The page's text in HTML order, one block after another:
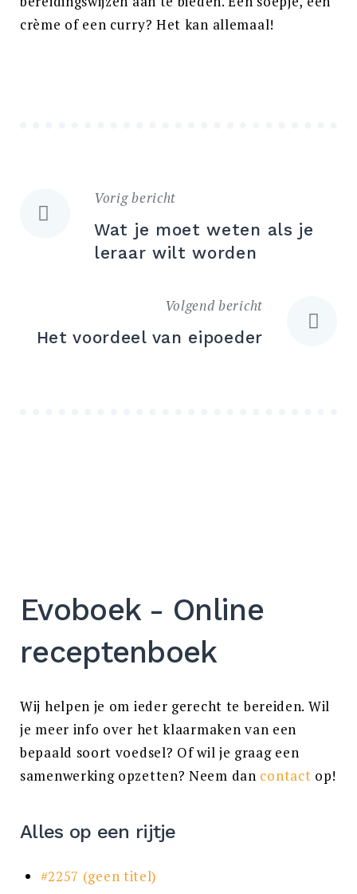
crème of een curry? Het kan allemaal!
Bericht
navigatie
Vorig bericht
Wat je moet weten als je
leraar wilt worden
Volgend bericht
Het voordeel van eipoeder
Evoboek - Online
receptenboek
Wij helpen je om ieder gerecht te bereiden. Wil
je meer info over het klaarmaken van een
bepaald soort voedsel? Of wil je graag een
samenwerking opzetten? Neem dan contact op!
Alles op een rijtje
#2257 (geen titel)